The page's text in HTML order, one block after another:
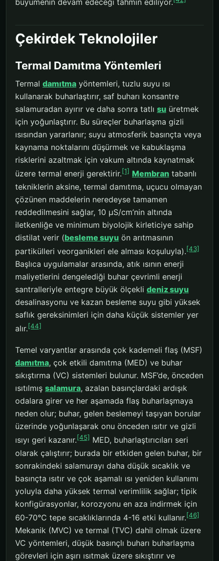
büyümenin devam edeceği tahmin ediliyor.
Çekirdek Teknolojiler
Termal Damıtma Yöntemleri
Termal damıtma yöntemleri, tuzlu suyu ısı
kullanarak buharlaştırır, saf buharı konsantre
salamuradan ayırır ve daha sonra tatlı su üretmek
için yoğunlaştırır. Bu süreçler buharlaşma gizli
ısısından yararlanır; suyu atmosferik basınçta veya
kaynama noktalarını düşürmek ve kabuklaşma
risklerini azaltmak için vakum altında kaynatmak
üzere termal enerji gerektirir.[1] Membran tabanlı
tekniklerin aksine, termal damıtma, uçucu olmayan
çözünen maddelerin neredeyse tamamen
reddedilmesini sağlar, 10 μS/cm’nin altında
iletkenliğe ve minimum biyolojik kirleticiye sahip
distilat verir (besleme suyu ön arıtmasının
partikülleri veorganikleri ele alması koşuluyla).[43]
Başlıca uygulamalar arasında, atık ısının enerji
maliyetlerini dengelediği buhar çevrimli enerji
santralleriyle entegre büyük ölçekli deniz suyu
desalinasyonu ve kazan besleme suyu gibi yüksek
saflık gereksinimleri için daha küçük sistemler yer
alır.[44]
Temel varyantlar arasında çok kademeli flaş (MSF)
damıtma, çok etkili damıtma (MED) ve buhar
sıkıştırma (VC) sistemleri bulunur. MSF’de, önceden
ısıtılmış salamura, azalan basınçlardaki ardışık
odalara girer ve her aşamada flaş buharlaşmaya
neden olur; buhar, gelen beslemeyi taşıyan borular
üzerinde yoğunlaşarak onu önceden ısıtır ve gizli
ısıyı geri kazanır.[45] MED, buharlaştırıcıları seri
olarak çalıştırır; burada bir etkiden gelen buhar, bir
sonrakindeki salamurayı daha düşük sıcaklık ve
basınçta ısıtır ve çok aşamalı ısı yeniden kullanımı
yoluyla daha yüksek termal verimlilik sağlar; tipik
konfigürasyonlar, korozyonu en aza indirmek için
60-70°C tepe sıcaklıklarında 4-16 etki kullanır.[46]
Mekanik (MVC) ve termal (TVC) dahil olmak üzere
VC yöntemleri, düşük basınçlı buharı buharlaşma
görevleri için aşırı ısıtmak üzere sıkıştırır ve